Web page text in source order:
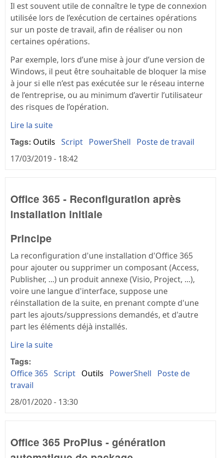
Il est souvent utile de connaître le type de connexion
utilisée lors de l’exécution de certaines opérations
sur un poste de travail, afin de réaliser ou non
certaines opérations.
Par exemple, lors d’une mise à jour d’une version de
Windows, il peut être souhaitable de bloquer la mise
à jour si elle n’est pas exécutée sur le réseau interne
de l’entreprise, ou au minimum d’avertir l’utilisateur
des risques de l’opération.
Lire la suite
Tags: Outils Script PowerShell
Poste de travail
17/03/2019 - 18:42
Office 365 - Reconfiguration après
installation initiale
Principe
La reconfiguration d'une installation d'Office 365
pour ajouter ou supprimer un composant (Access,
Publisher, ...) un produit annexe (Visio, Project, ...),
voire une langue d'interface, suppose une
réinstallation de la suite, en prenant compte d'une
part les ajouts/suppressions demandés, et d'autre
part les éléments déjà installés.
Lire la suite
Tags:
Office 365 Script Outils PowerShell
Poste de
travail
28/01/2020 - 13:30
Office 365 ProPlus - génération